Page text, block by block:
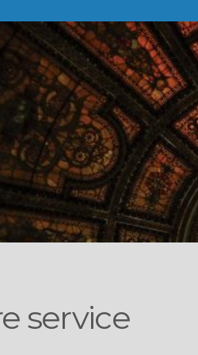
service